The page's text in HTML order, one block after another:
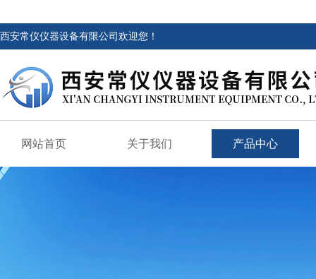
西安常仪仪器设备有限公司欢迎您！
网站首页 关于我们 产品中心